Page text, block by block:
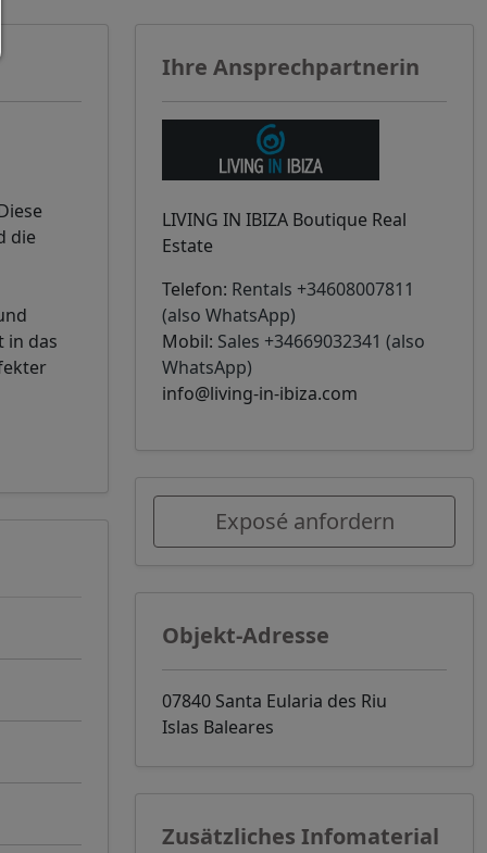
die
in das
Ihre Ansprechpartnerin
LIVING IN IBIZA Boutique Real
Estate
Telefon: Rentals +34608007811
(also WhatsApp)
Mobil: Sales +34669032341 (also
WhatsApp)
info@living-in-ibiza.com
Exposé anfordern
Objekt-Adresse
07840 Santa Eularia des Riu
Islas Baleares
Zusätzliches Infomaterial